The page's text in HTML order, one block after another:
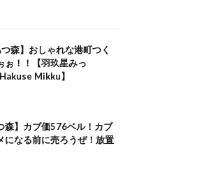
つ森】おしゃれな港町つく
ぉ！！【羽玖星みっ
Mikku】
森】カブ価576ベル！カブ
になる前に売ろうぜ！放置